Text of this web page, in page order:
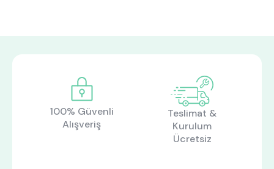
100% Güvenli
Alışveriş
Teslimat &
Kurulum
Ücretsiz